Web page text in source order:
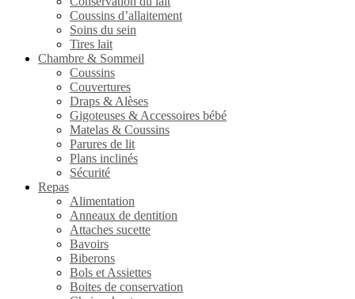
Coussins d’allaitement
Soins du sein
Tires lait
Chambre & Sommeil
Coussins
Couvertures
Draps & Alèses
Gigoteuses & Accessoires bébé
Matelas & Coussins
Parures de lit
Plans inclinés
Sécurité
Repas
Alimentation
Anneaux de dentition
Attaches sucette
Bavoirs
Biberons
Bols et Assiettes
Boites de conservation